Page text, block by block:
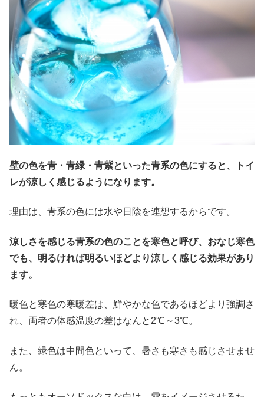
壁の色を青・青緑・青紫といった青系の色にすると、トイ
レが涼しく感じるようになります。
理由は、青系の色には水や日陰を連想するからです。
涼しさを感じる青系の色のことを寒色と呼び、おなじ寒色
でも、明るければ明るいほどより涼しく感じる効果があり
ます。
暖色と寒色の寒暖差は、鮮やかな色であるほどより強調さ
れ、両者の体感温度の差はなんと2℃～3℃。
また、緑色は中間色といって、暑さも寒さも感じさせませ
ん。